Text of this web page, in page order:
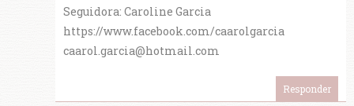
Seguidora: Caroline Garcia
https://www.facebook.com/caarolgarcia
caarol.garcia@hotmail.com
Responder